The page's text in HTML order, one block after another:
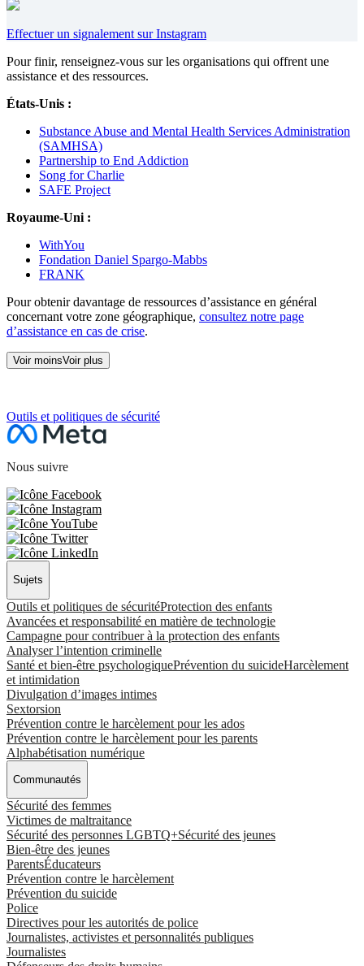
Effectuer un signalement sur Instagram
Pour finir, renseignez-vous sur les organisations qui offrent une
assistance et des ressources.
États-Unis :
Substance Abuse and Mental Health Services Administration
(SAMHSA)
Partnership to End Addiction
Song for Charlie
SAFE Project
Royaume-Uni :
WithYou
Fondation Daniel Spargo-Mabbs
FRANK
Pour obtenir davantage de ressources d’assistance en général
concernant votre zone géographique, consultez notre page
d’assistance en cas de crise.
Voir moinsVoir plus
Outils et politiques de sécurité
Nous suivre
Sujets
Outils et politiques de sécuritéProtection des enfants
Avancées et responsabilité en matière de technologie
Campagne pour contribuer à la protection des enfants
Analyser l’intention criminelle
Santé et bien-être psychologiquePrévention du suicideHarcèlement
et intimidation
Divulgation d’images intimes
Sextorsion
Prévention contre le harcèlement pour les ados
Prévention contre le harcèlement pour les parents
Alphabétisation numérique
Communautés
Sécurité des femmes
Victimes de maltraitance
Sécurité des personnes LGBTQ+Sécurité des jeunes
Bien-être des jeunes
ParentsÉducateurs
Prévention contre le harcèlement
Prévention du suicide
Police
Directives pour les autorités de police
Journalistes, activistes et personnalités publiques
Journalistes